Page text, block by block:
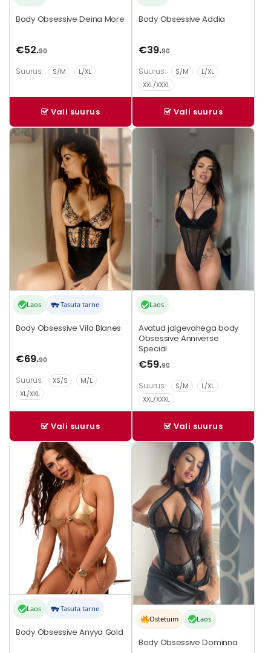
Body Obsessive Deina More
€52.90
Suurus: S/M L/XL
Vali suurus
Body Obsessive Addia
€39.90
Suurus: S/M
L/XL
XXL/XXXL
Vali suurus
Laos Tasuta tarne
Body Obsessive Vila Blanes
€69.90
Suurus: XS/S
M/L
XL/XXL
Vali suurus
Sellel
tootel
Laos
Avatud jalgevahega body
Obsessive Anniverse
Special
€59.90
Suurus: S/M
L/XL
XXL/XXXL
Vali suurus
Sellel
Laos Tasuta tarne
Body Obsessive Anyya Gold
Ostetuim Laos
Body Obsessive Dominna
Sellel
mitu
varianti.
Valikuid
saab
tootelehel.